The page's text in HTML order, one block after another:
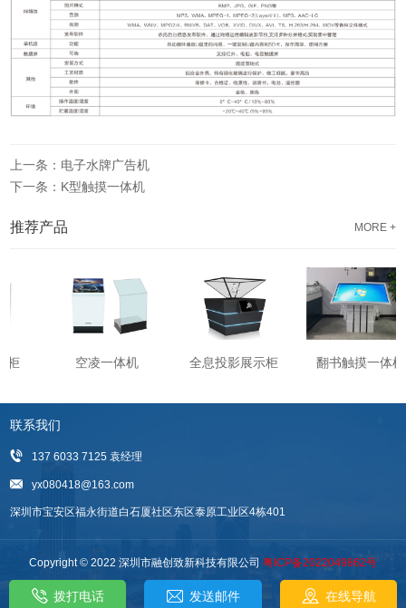
上一条：电子水牌广告机
下一条：K型触摸一体机
推荐产品 MORE +
空凌一体机 全息投影展示柜 翻书触摸一体机
联系我们
137 6033 7125 袁经理
yx080418@163.com
深圳市宝安区福永街道白石厦社区东区泰原工业区4栋401
Copyright © 2022 深圳市融创致新科技有限公司 粤ICP备2022049862号
拨打电话 发送邮件 在线导航